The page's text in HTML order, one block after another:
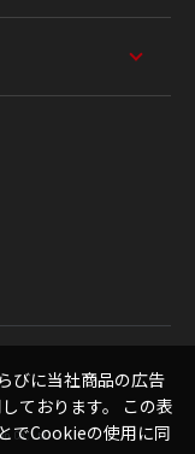
Co., Ltd.
びに当社商品の広告
ております。 この表
でCookieの使用に同